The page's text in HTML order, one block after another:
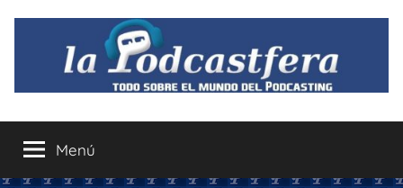
contenido
La
Podcastfera
el
mundo
Menú